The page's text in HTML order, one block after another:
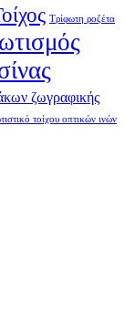
Τρίφωτη ροζέτα
ζωγραφικής
τοίχου οπτικών ινών